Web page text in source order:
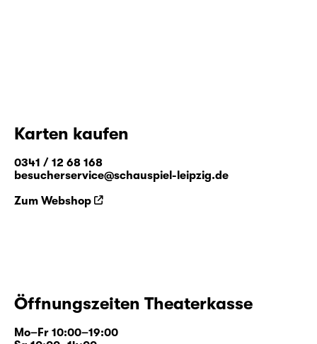
Karten kaufen
0341 / 12 68 168
besucherservice@schauspiel-leipzig.de
Zum Webshop
Öffnungszeiten Theaterkasse
Mo–Fr 10:00–19:00